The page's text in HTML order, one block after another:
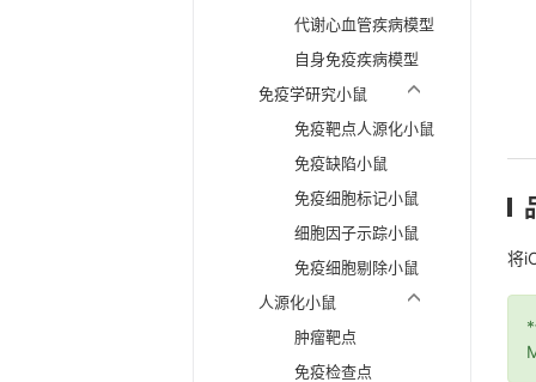
代谢心血管疾病模型
自身免疫疾病模型
免疫学研究小鼠
免疫靶点人源化小鼠
免疫缺陷小鼠
免疫细胞标记小鼠
细胞因子示踪小鼠
免疫细胞剔除小鼠
人源化小鼠
肿瘤靶点
免疫检查点
将